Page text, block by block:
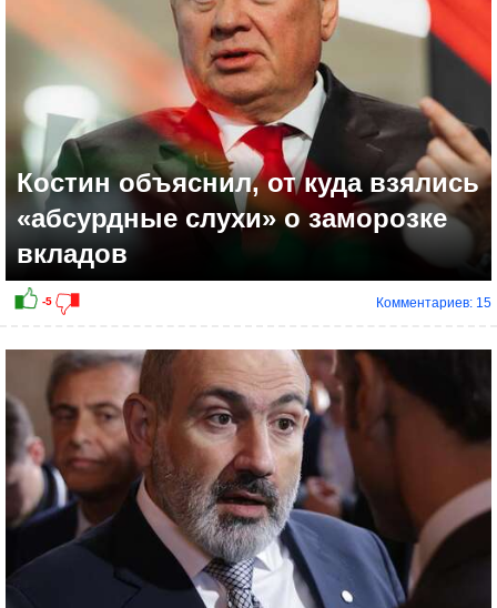
+3
Костин объяснил, от куда взялись
«абсурдные слухи» о заморозке
вкладов
Комментариев: 15